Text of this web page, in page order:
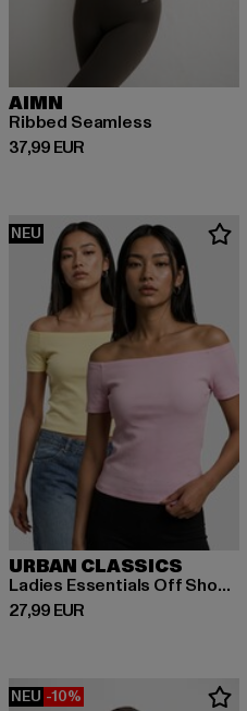
AIMN
Ribbed Seamless
37,99 EUR
Derzeitiger Preis: 37,99 EUR
NEU
URBAN CLASSICS
Ladies Essentials Off Shoulder 2-Pack
27,99 EUR
Derzeitiger Preis: 27,99 EUR
NEU -10%